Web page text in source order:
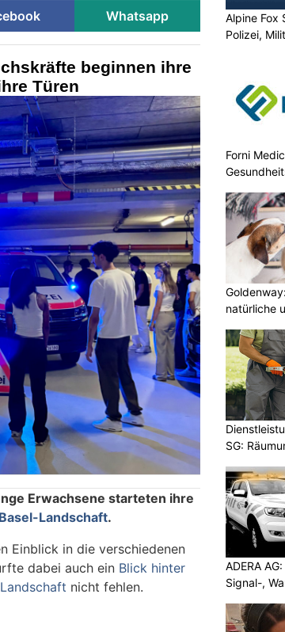
Whatsapp
beginnen ihre
Türen
Erwachsene starteten ihre
Landschaft.
Einblick in die verschiedenen
dabei auch ein Blick hinter
nicht fehlen.
Alpine Fox
Polizei,
Forni
natürliche
SG:
ADERA
Signal-,